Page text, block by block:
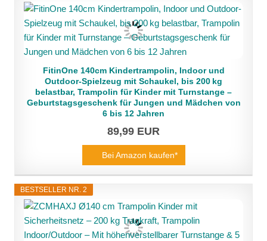
FitinOne 140cm Kindertrampolin, Indoor und
Outdoor-Spielzeug mit Schaukel, bis 200 kg
belastbar, Trampolin für Kinder mit Turnstange –
Geburtstagsgeschenk für Jungen und Mädchen von
6 bis 12 Jahren
89,99 EUR
Bei Amazon kaufen*
BESTSELLER NR. 2